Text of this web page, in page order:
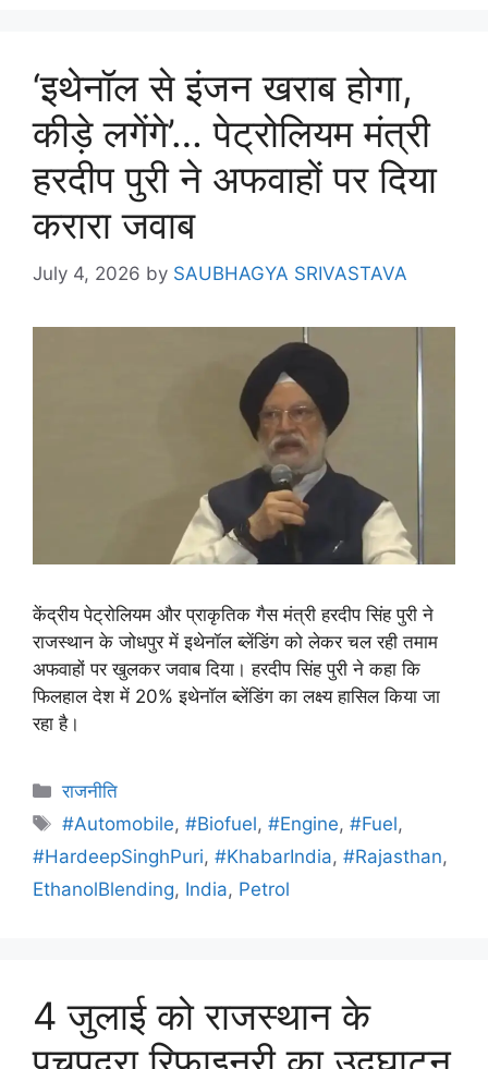
‘इथेनॉल से इंजन खराब होगा,
कीड़े लगेंगे’… पेट्रोलियम मंत्री
हरदीप पुरी ने अफवाहों पर दिया
करारा जवाब
July 4, 2026 by SAUBHAGYA SRIVASTAVA
केंद्रीय पेट्रोलियम और प्राकृतिक गैस मंत्री हरदीप सिंह पुरी ने
राजस्थान के जोधपुर में इथेनॉल ब्लेंडिंग को लेकर चल रही तमाम
अफवाहों पर खुलकर जवाब दिया। हरदीप सिंह पुरी ने कहा कि
फिलहाल देश में 20% इथेनॉल ब्लेंडिंग का लक्ष्य हासिल किया जा
रहा है।
राजनीति
#Automobile,#Biofuel,#Engine,#Fuel,
#HardeepSinghPuri, #KhabarIndia, #Rajasthan,
EthanolBlending, India, Petrol
4 जुलाई को राजस्थान के